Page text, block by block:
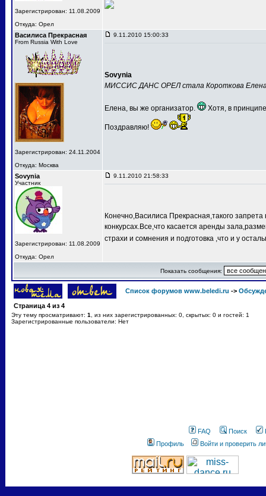
Зарегистрирован: 11.08.2009
Откуда: Орел
Василиса Прекрасная
From Russia With Love
Зарегистрирован: 24.11.2004
Откуда: Москва
9.11.2010 15:00:33
Sovynia
МИССИС ДАНС ОРЕЛ стала Короткова
Елена, вы же организатор. Хотя, в
Поздравляю!
Sovynia
Участник
Зарегистрирован: 11.08.2009
Откуда: Орел
9.11.2010 21:58:33
Конечно,Василиса Прекрасная,такого
конкурсах.Все,что касается аренды
страхи и сомнения и подготовка ,что и у
Показать сообщения:
Список форумов www.beledi.ru ->
Страница 4 из 4
Эту тему просматривают: 1
, из них зарегистрированных: 0, скрытых: 0 и гостей: 1
Зарегистрированные пользователи: Нет
FAQ Поиск
Профиль
Войти и проверить